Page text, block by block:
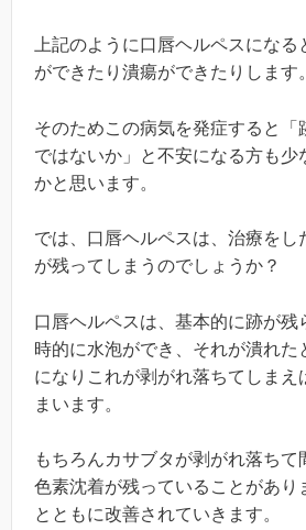
上記のように口唇ヘルペスにな
ができたり潰瘍ができたりします。
そのためこの病気を発症すると「
ではないか」と不安になる方も少
かと思います。
では、口唇ヘルペスは、治療をし
が残ってしまうのでしょうか？
口唇ヘルペスは、基本的に跡が残
時的に水泡ができ、それが潰れた
になりこれが剥がれ落ちてしまえ
まいます。
もちろんカサブタが剥がれ落ちて
色素沈着が残っていることがあり
とともに改善されていきます。